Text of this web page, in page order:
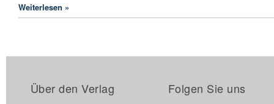
Weiterlesen »
Über den Verlag Folgen Sie uns